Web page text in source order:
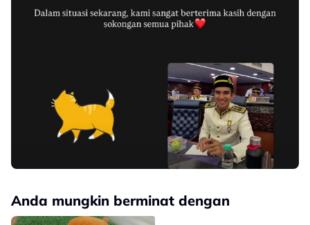
Anda mungkin berminat dengan